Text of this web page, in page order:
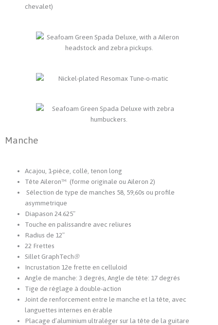
chevalet)
Manche
Acajou, 1-pièce, collé, tenon long
Tête Aileron™ (forme originale ou Aileron 2)
Sélection de type de manches 58, 59,60s ou profile
asymmetrique
Diapason 24.625″
Touche en palissandre avec reliures
Radius de 12″
22 Frettes
Sillet GraphTech®
Incrustation 12e frette en celluloid
Angle de manche: 3 degrés, Angle de tête: 17 degrés
Tige de réglage à double-action
Joint de renforcement entre le manche et la tête, avec
languettes internes en érable
Placage d’aluminium ultraléger sur la tête de la guitare